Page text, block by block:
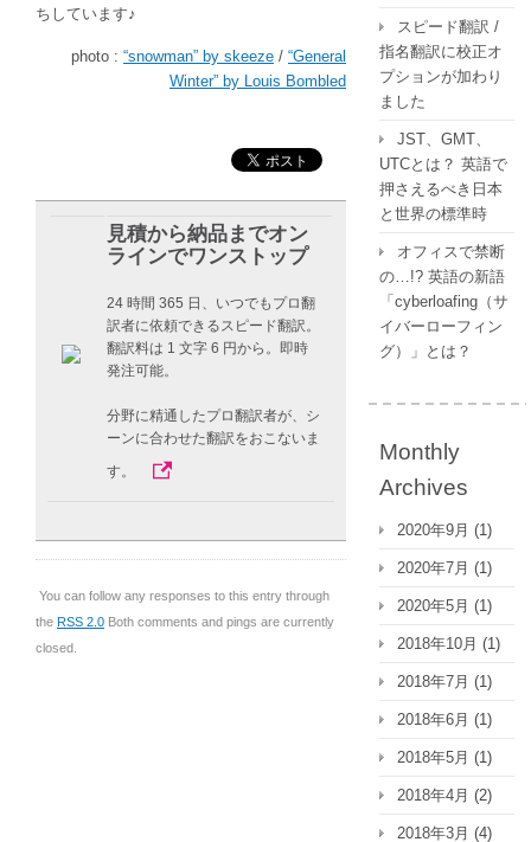
ちしています♪
photo : “snowman” by skeeze / “General
Winter” by Louis Bombled
見積から納品までオン
ラインでワンストップ
24 時間 365 日、いつでもプロ翻
訳者に依頼できるスピード翻訳。
翻訳料は 1 文字 6 円から。即時
発注可能。
分野に精通したプロ翻訳者が、シ
ーンに合わせた翻訳をおこないま
す。
You can follow any responses to this entry through
the RSS 2.0 Both comments and pings are currently
closed.
スピード翻訳 /
指名翻訳に校正オ
プションが加わり
ました
JST、GMT、
UTCとは？ 英語で
押さえるべき日本
と世界の標準時
オフィスで禁断
の…!? 英語の新語
「cyberloafing（サ
イバーローフィン
グ）」とは？
Monthly
Archives
2020年9月 (1)
2020年7月 (1)
2020年5月 (1)
2018年10月 (1)
2018年7月 (1)
2018年6月 (1)
2018年5月 (1)
2018年4月 (2)
2018年3月 (4)